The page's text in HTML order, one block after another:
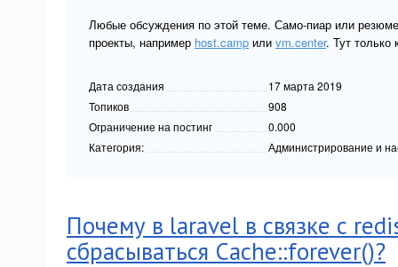
Любые обсуждения по этой теме. Само-пиар или
проекты, например host.camp или vm.center. Тут только
Дата создания
17 марта 2019
Топиков
908
Ограничение на постинг
0.000
Категория:
Администрирование и
Почему в laravel в связке с
сбрасываться Cache::forever()?